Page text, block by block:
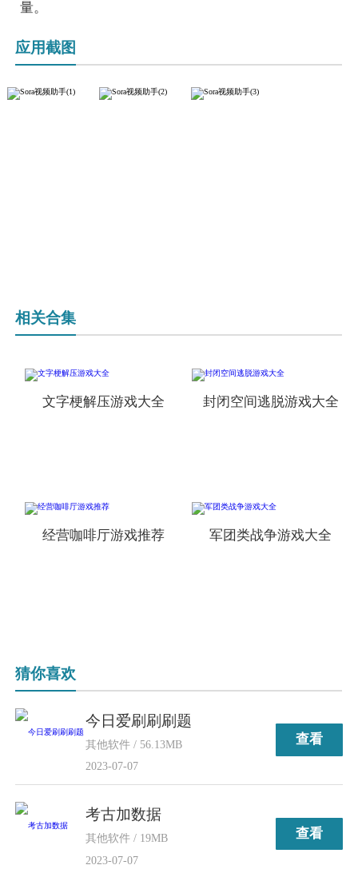
量。
应用截图
相关合集
文字梗解压游戏大全 封闭空间逃脱游戏大全
经营咖啡厅游戏推荐 军团类战争游戏大全
猜你喜欢
今日爱刷刷刷题
其他软件 / 56.13MB
2023-07-07
查看
考古加数据
其他软件 / 19MB
2023-07-07
查看